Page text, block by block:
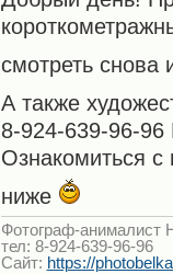
смотреть снова
А также
8-924-639-96-96
Ознакомиться
ниже
Фотограф-анималист
тел: 8-924-639-96-96
Сайт: https://